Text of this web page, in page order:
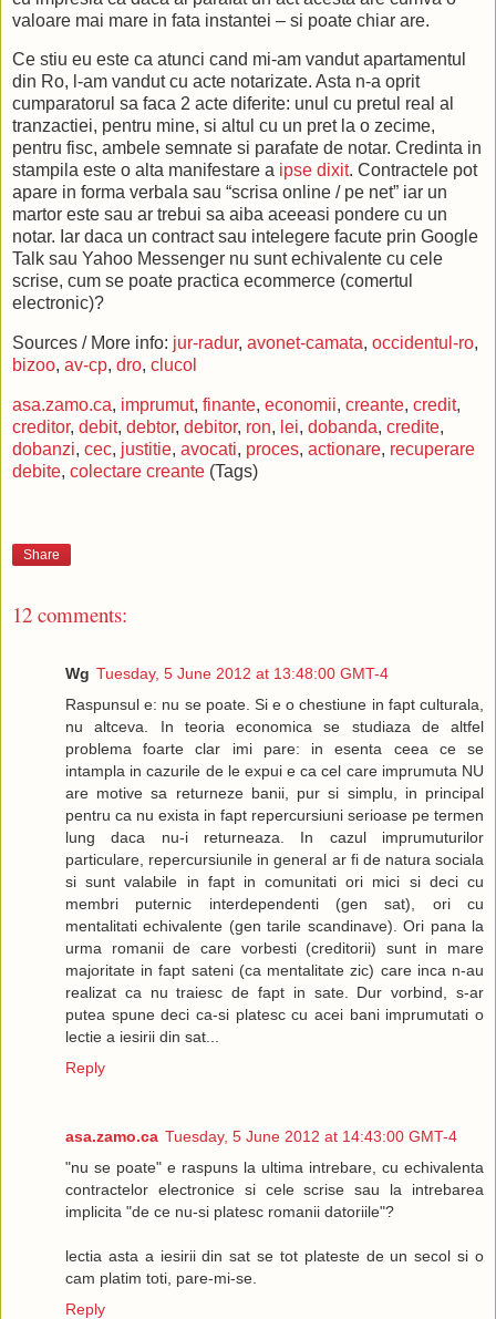
valoare mai mare in fata instantei – si poate chiar are.
Ce stiu eu este ca atunci cand mi-am vandut apartamentul
din Ro, l-am vandut cu acte notarizate. Asta n-a oprit
cumparatorul sa faca 2 acte diferite: unul cu pretul real al
tranzactiei, pentru mine, si altul cu un pret la o zecime,
pentru fisc, ambele semnate si parafate de notar. Credinta in
stampila este o alta manifestare a ipse dixit. Contractele pot
apare in forma verbala sau “scrisa online / pe net” iar un
martor este sau ar trebui sa aiba aceeasi pondere cu un
notar. Iar daca un contract sau intelegere facute prin Google
Talk sau Yahoo Messenger nu sunt echivalente cu cele
scrise, cum se poate practica ecommerce (comertul
electronic)?
Sources / More info: jur-radur, avonet-camata, occidentul-ro,
bizoo, av-cp, dro, clucol
asa.zamo.ca, imprumut, finante, economii, creante, credit,
creditor, debit, debtor, debitor, ron, lei, dobanda, credite,
dobanzi, cec, justitie, avocati, proces, actionare, recuperare
debite, colectare creante (Tags)
Share
12 comments:
Wg Tuesday, 5 June 2012 at 13:48:00 GMT-4
Raspunsul e: nu se poate. Si e o chestiune in fapt culturala,
nu altceva. In teoria economica se studiaza de altfel
problema foarte clar imi pare: in esenta ceea ce se
intampla in cazurile de le expui e ca cel care imprumuta NU
are motive sa returneze banii, pur si simplu, in principal
pentru ca nu exista in fapt repercursiuni serioase pe termen
lung daca nu-i returneaza. In cazul imprumuturilor
particulare, repercursiunile in general ar fi de natura sociala
si sunt valabile in fapt in comunitati ori mici si deci cu
membri puternic interdependenti (gen sat), ori cu
mentalitati echivalente (gen tarile scandinave). Ori pana la
urma romanii de care vorbesti (creditorii) sunt in mare
majoritate in fapt sateni (ca mentalitate zic) care inca n-au
realizat ca nu traiesc de fapt in sate. Dur vorbind, s-ar
putea spune deci ca-si platesc cu acei bani imprumutati o
lectie a iesirii din sat...
Reply
asa.zamo.ca Tuesday, 5 June 2012 at 14:43:00 GMT-4
"nu se poate" e raspuns la ultima intrebare, cu echivalenta
contractelor electronice si cele scrise sau la intrebarea
implicita "de ce nu-si platesc romanii datoriile"?
lectia asta a iesirii din sat se tot plateste de un secol si o
cam platim toti, pare-mi-se.
Reply